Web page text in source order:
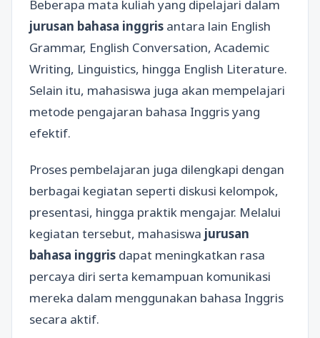
Beberapa mata kuliah yang dipelajari dalam
jurusan bahasa inggris antara lain English
Grammar, English Conversation, Academic
Writing, Linguistics, hingga English Literature.
Selain itu, mahasiswa juga akan mempelajari
metode pengajaran bahasa Inggris yang
efektif.
Proses pembelajaran juga dilengkapi dengan
berbagai kegiatan seperti diskusi kelompok,
presentasi, hingga praktik mengajar. Melalui
kegiatan tersebut, mahasiswa jurusan
bahasa inggris dapat meningkatkan rasa
percaya diri serta kemampuan komunikasi
mereka dalam menggunakan bahasa Inggris
secara aktif.